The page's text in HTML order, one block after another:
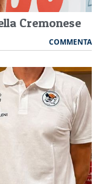
Cremonese
COMMENTA